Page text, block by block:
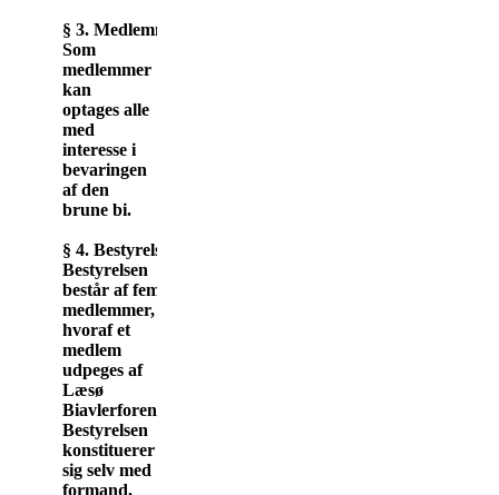
§ 3. Medlemmer.
Som
medlemmer
kan
optages alle
med
interesse i
bevaringen
af den
brune bi.
§ 4. Bestyrelse.
Bestyrelsen
består af fem
medlemmer,
hvoraf et
medlem
udpeges af
Læsø
Biavlerforening.
Bestyrelsen
konstituerer
sig selv med
formand,